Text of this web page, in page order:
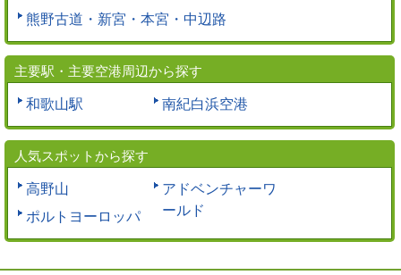
熊野古道・新宮・本宮・中辺路
主要駅・主要空港周辺から探す
和歌山駅 南紀白浜空港
人気スポットから探す
高野山
ポルトヨーロッパ
アドベンチャーワ
ールド